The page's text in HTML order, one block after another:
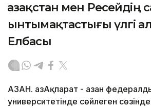
Қазақстан мен Ресейдің
ынтымақтастығы үлгі
Елбасы
ҚАЗАН. ҚазАқпарат - Қазан
университетінде сөйлеген сөзінде